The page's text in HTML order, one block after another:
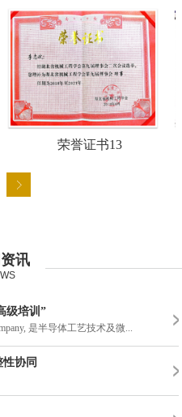
荣誉证书13
讯
级培训”
是半导体工艺技术及微...
协同